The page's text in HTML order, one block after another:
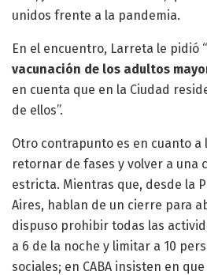
unidos frente a la pandemia.
En el encuentro, Larreta le pidió “
vacunación de los adultos
en cuenta que en la Ciudad
de ellos”.
Otro contrapunto es en cuanto a
retornar de fases y volver a una
estricta. Mientras que, desde la
Aires, hablan de un cierre para
dispuso prohibir todas las
a 6 de la noche y limitar a 10
sociales; en CABA insisten en